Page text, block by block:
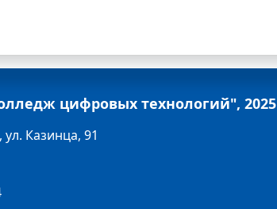
цифровых технологий", 2025
Казинца, 91